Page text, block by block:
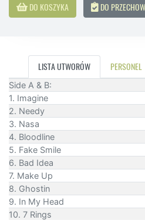
DO KOSZYKA DO
LISTA UTWORÓW PERSONEL
Side A & B:
1. Imagine
2. Needy
3. Nasa
4. Bloodline
5. Fake Smile
6. Bad Idea
7. Make Up
8. Ghostin
9. In My Head
10. 7 Rings